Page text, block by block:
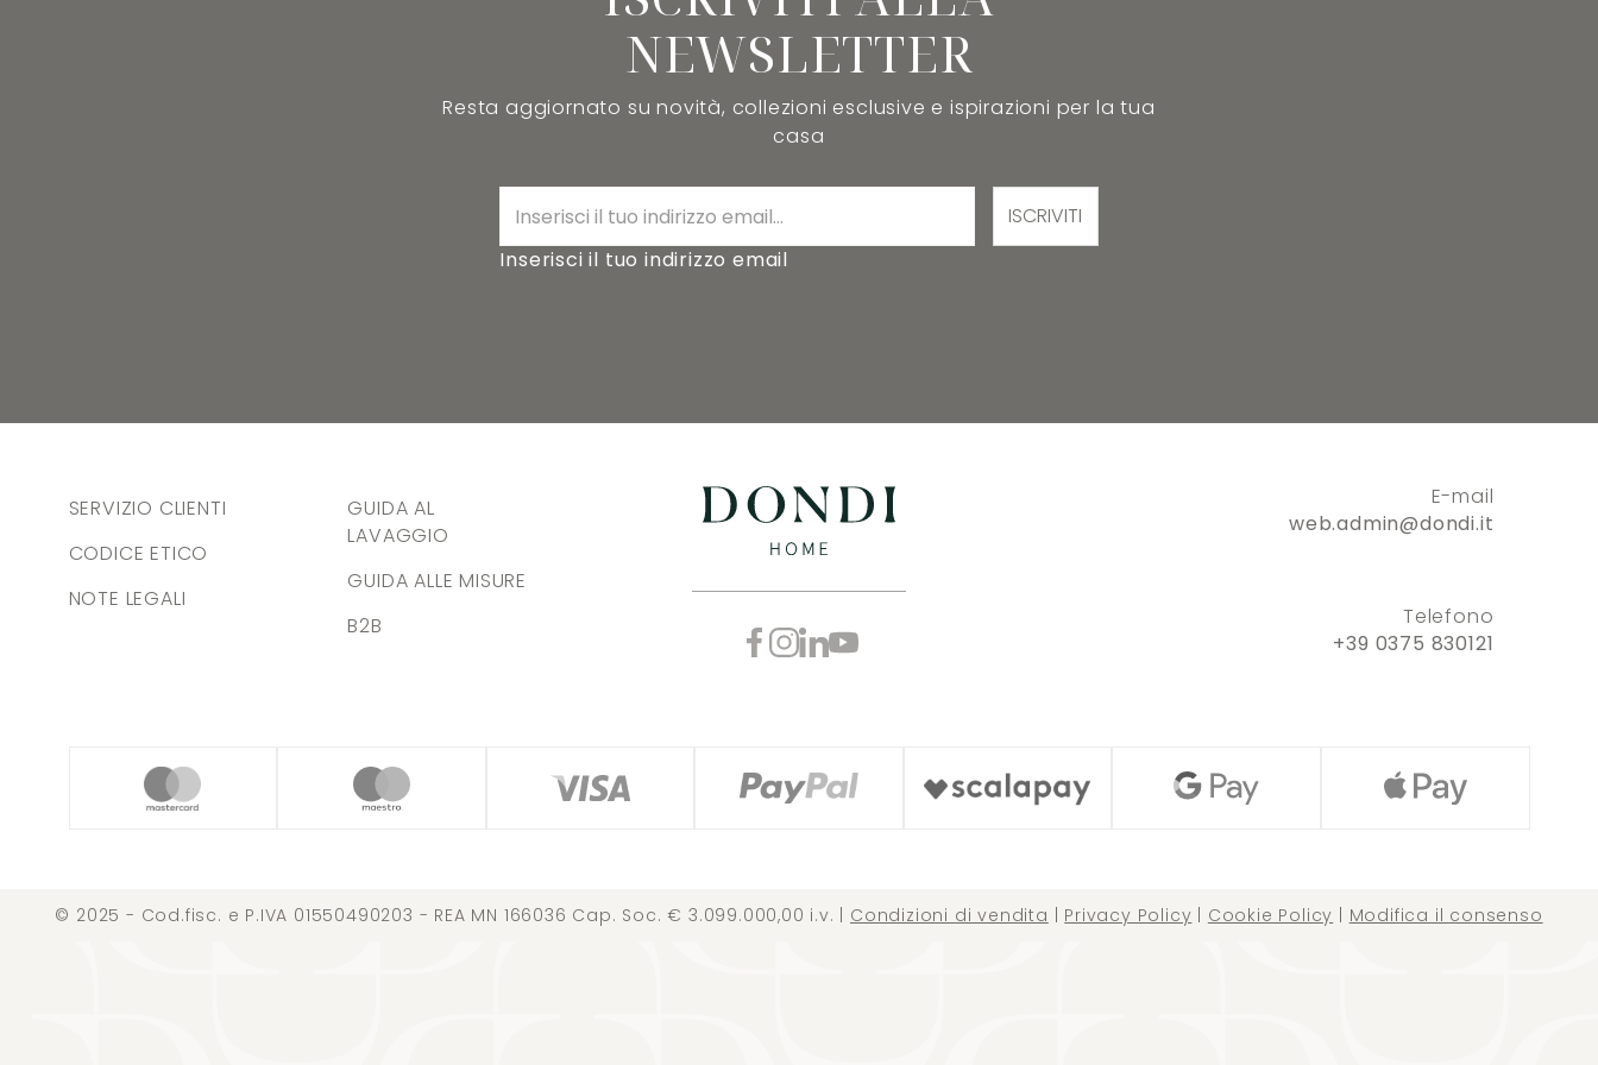
NEWSLETTER
Resta aggiornato su novità, collezioni esclusive e ispirazioni per la tua
casa
Inserisci il tuo indirizzo email
ISCRIVITI
E-mail
web.admin@dondi.it
Telefono
+39 0375 830121
SERVIZIO CLIENTI
CODICE ETICO
NOTE LEGALI
GUIDA AL
LAVAGGIO
GUIDA ALLE MISURE
B2B
© 2025 - Cod.fisc. e P.IVA 01550490203 - REA MN 166036 Cap. Soc. € 3.099.000,00 i.v. | Condizioni di vendita Privacy Policy Cookie Policy Modifica il consenso